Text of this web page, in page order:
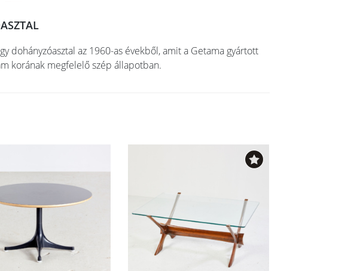
dohányzóasztal az 1960-as évekből, amit a Getama gyártott
korának megfelelő szép állapotban.